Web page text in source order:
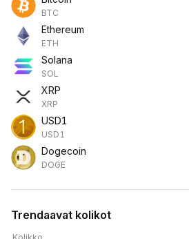
BTC
Ethereum
ETH
Solana
SOL
XRP
XRP
USD1
USD1
Dogecoin
DOGE
Trendaavat kolikot